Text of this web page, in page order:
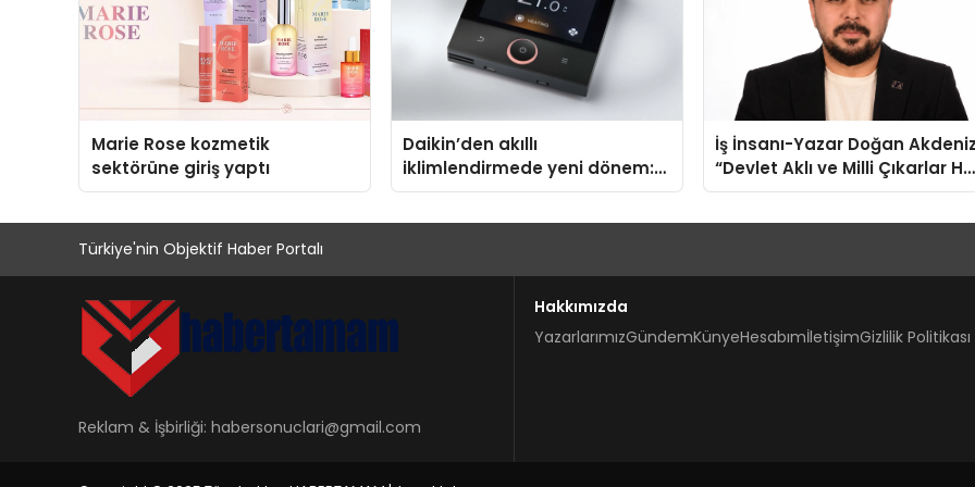
Marie Rose kozmetik
sektörüne giriş yaptı
Daikin’den akıllı
iklimlendirmede yeni dönem:
Madoka Plus Türkiye’de
İş İnsanı-Yazar Doğan
“Devlet Aklı ve Milli Çıkarlar
Şeyin Üzerindedir”
Türkiye'nin Objektif Haber Portalı
Reklam & İşbirliği: habersonuclari@gmail.com
Hakkımızda
YazarlarımızGündemKünyeHesabımİletişimGizlilik Politikası